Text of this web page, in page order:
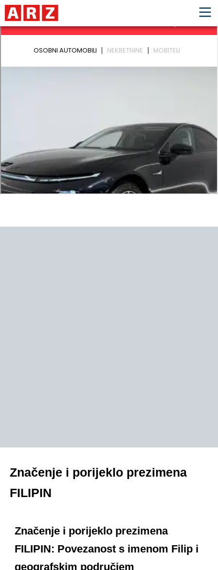
Značenje i porijeklo prezimena
FILIPIN
Značenje i porijeklo prezimena
FILIPIN: Povezanost s imenom Filip i
geografskim područjem